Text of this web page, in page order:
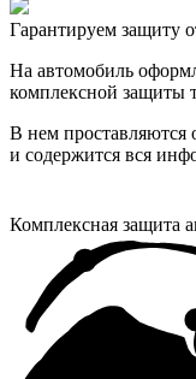
Гарантируем защиту
На автомобиль
комплексной защиты
В нем проставляются
и содержится вся
Комплексная защита